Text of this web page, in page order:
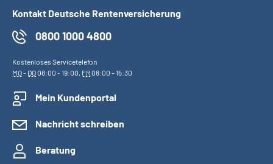
Kontakt Deutsche Rentenversicherung
0800 1000 4800
Kostenloses Servicetelefon
MO- DO08:00 - 19:00, FR08:00 - 15:30
Mein Kundenportal
Nachricht schreiben
Beratung